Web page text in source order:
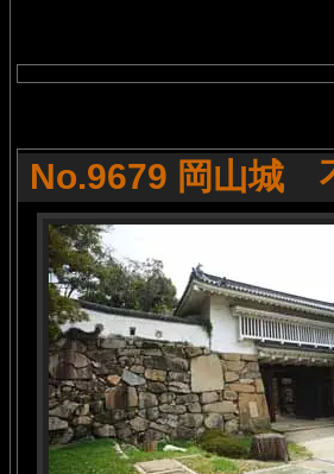
No.9679 岡山城